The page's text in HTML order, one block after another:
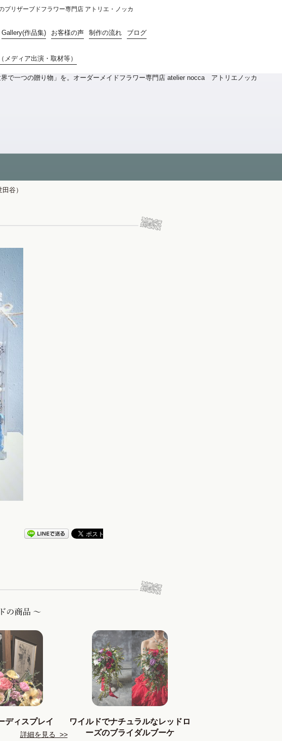
プリザーブドフラワー専門店 アトリエ・ノッカ
Gallery(作品集) お客様の声 制作の流れ ブログ
メディア出演・取材等）
谷）
ディスプレイ
詳細を見る >>
ワイルドでナチュラルなレッドロ
ーズのブライダルブーケ